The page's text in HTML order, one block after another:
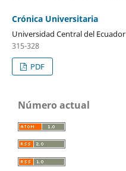
Crónica Universitaria
Universidad Central del Ecuador
315-328
PDF
Número actual